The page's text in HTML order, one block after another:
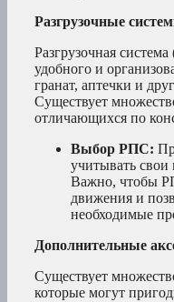
Разгрузочные
Разгрузочная
удобного и
гранат, аптечки и
Существует
отличающихся по
Выбор РПС:
учитывать свои
Важно, чтобы
движения и
необходимые
Дополнительные
Существует
которые могут